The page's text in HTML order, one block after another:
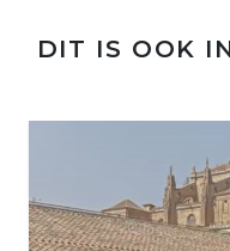
DIT IS OOK